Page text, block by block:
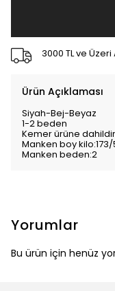
3000 TL ve
Ürün Açıklaması
Siyah-Bej-Beyaz
1-2 beden
Kemer ürüne dahildir
Manken boy kilo:173/
Manken beden:2
Yorumlar
Bu ürün için henüz